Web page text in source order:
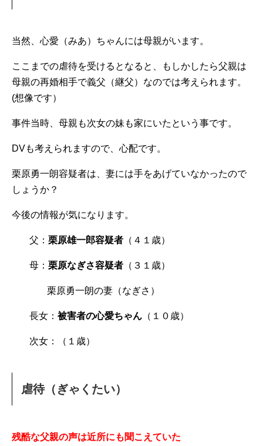
当然、心愛（みあ）ちゃんには母親がいます。
ここまでの虐待を受けるとなると、もしかしたら父親は
母親の再婚相手で義父（継父）なのでは考えられます。
(想像です）
事件当時、母親も次女の妹も家にいたという事です。
DVも考えられますので、心配です。
栗原勇一朗容疑者は、妻には手をあげていなかったので
しょうか？
今後の情報が気になります。
父： 栗原雄一郎容疑者 （４１歳）
母： 栗原なぎさ容疑者 （３１歳）
栗原勇一朗の妻（なぎさ）
長女： 被害者の心愛ちゃん （１０歳）
次女：（１歳）
虐待（ぎゃくたい）
残酷な父親の声は近所にも聞こえていた